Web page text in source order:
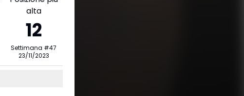
alta
12
Settimana #47
23/11/2023